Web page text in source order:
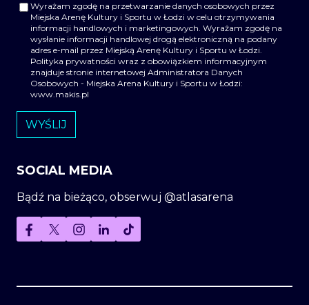
Wyrażam zgodę na przetwarzanie danych osobowych przez
Miejska Arenę Kultury i Sportu w Łodzi w celu otrzymywania
informacji handlowych i marketingowych. Wyrażam zgodę na
wysłanie informacji handlowej drogą elektroniczną na podany
adres e-mail przez Miejską Arenę Kultury i Sportu w Łodzi.
Polityka prywatności wraz z obowiązkiem informacyjnym
znajduje stronie internetowej Administratora Danych
Osobowych - Miejska Arena Kultury i Sportu w Łodzi:
www.makis.pl
SOCIAL MEDIA
Bądź na bieżąco, obserwuj @atlasarena